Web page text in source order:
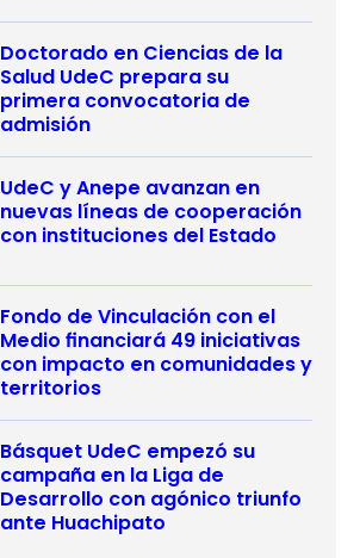
Doctorado en Ciencias de la
Salud UdeC prepara su
primera convocatoria de
admisión
UdeC y Anepe avanzan en
nuevas líneas de cooperación
con instituciones del Estado
Fondo de Vinculación con el
Medio financiará 49 iniciativas
con impacto en comunidades y
territorios
Básquet UdeC empezó su
campaña en la Liga de
Desarrollo con agónico triunfo
ante Huachipato